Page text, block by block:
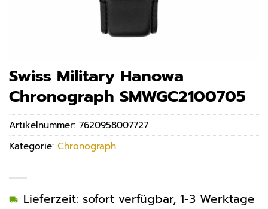
Swiss Military Hanowa
Chronograph SMWGC2100705
Lieferzeit: sofort verfügbar, 1-3 Werktage
Artikelnummer: 7620958007727
Kategorie: Chronograph